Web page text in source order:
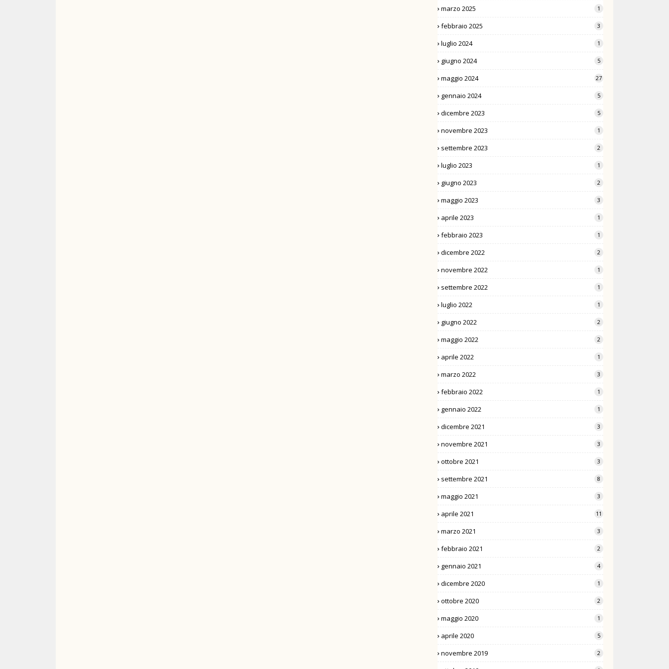
marzo 2025 1
febbraio 2025 3
luglio 2024 1
giugno 2024 5
maggio 2024 27
gennaio 2024 5
dicembre 2023 5
novembre 2023 1
settembre 2023 2
luglio 2023 1
giugno 2023 2
maggio 2023 3
aprile 2023 1
febbraio 2023 1
dicembre 2022 2
novembre 2022 1
settembre 2022 1
luglio 2022 1
giugno 2022 2
maggio 2022 2
aprile 2022 1
marzo 2022 3
febbraio 2022 1
gennaio 2022 1
dicembre 2021 3
novembre 2021 3
ottobre 2021 3
settembre 2021 8
maggio 2021 3
aprile 2021 11
marzo 2021 3
febbraio 2021 2
gennaio 2021 4
dicembre 2020 1
ottobre 2020 2
maggio 2020 1
aprile 2020 5
novembre 2019 2